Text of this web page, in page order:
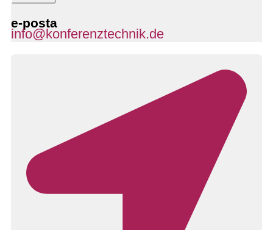
e-posta
info@konferenztechnik.de